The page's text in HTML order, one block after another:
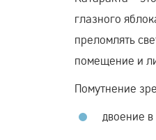
глазного
преломлять
помещение и
Помутнение
двоение